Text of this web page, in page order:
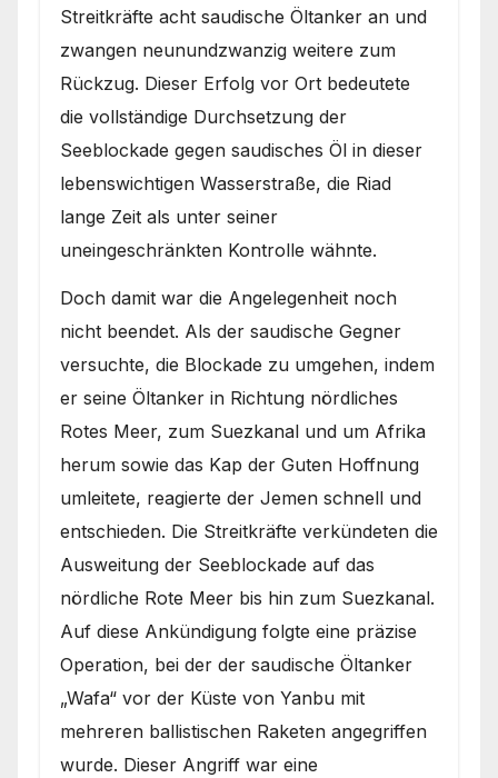
Streitkräfte acht saudische Öltanker an und
zwangen neunundzwanzig weitere zum
Rückzug. Dieser Erfolg vor Ort bedeutete
die vollständige Durchsetzung der
Seeblockade gegen saudisches Öl in dieser
lebenswichtigen Wasserstraße, die Riad
lange Zeit als unter seiner
uneingeschränkten Kontrolle wähnte.
Doch damit war die Angelegenheit noch
nicht beendet. Als der saudische Gegner
versuchte, die Blockade zu umgehen, indem
er seine Öltanker in Richtung nördliches
Rotes Meer, zum Suezkanal und um Afrika
herum sowie das Kap der Guten Hoffnung
umleitete, reagierte der Jemen schnell und
entschieden. Die Streitkräfte verkündeten die
Ausweitung der Seeblockade auf das
nördliche Rote Meer bis hin zum Suezkanal.
Auf diese Ankündigung folgte eine präzise
Operation, bei der der saudische Öltanker
„Wafa“ vor der Küste von Yanbu mit
mehreren ballistischen Raketen angegriffen
wurde. Dieser Angriff war eine